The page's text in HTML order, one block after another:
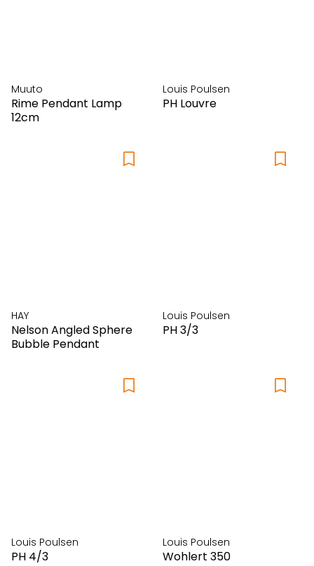
Muuto
Rime Pendant Lamp
12cm
Louis Poulsen
PH Louvre
HAY
Nelson Angled Sphere
Bubble Pendant
Louis Poulsen
PH 3/3
Louis Poulsen
PH 4/3
Louis Poulsen
Wohlert 350